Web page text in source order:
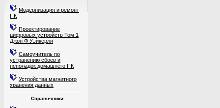
Модернизация и ремонт
ПК
Проектирование
цифровых устройств Том 1
Джон Ф Уэйкерли
Самоучитель по
устранению сбоев и
неполадок домашнего ПК
Устройства магнитного
хранения данных
Справочники: